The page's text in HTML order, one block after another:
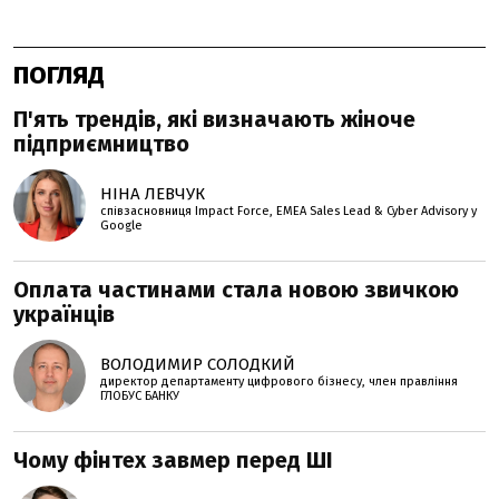
ПОГЛЯД
П'ять трендів, які визначають жіноче
підприємництво
НІНА ЛЕВЧУК
співзасновниця Impact Force, EMEA Sales Lead & Cyber Advisory у
Google
Оплата частинами стала новою звичкою
українців
ВОЛОДИМИР СОЛОДКИЙ
директор департаменту цифрового бізнесу, член правління
ГЛОБУС БАНКУ
Чому фінтех завмер перед ШІ